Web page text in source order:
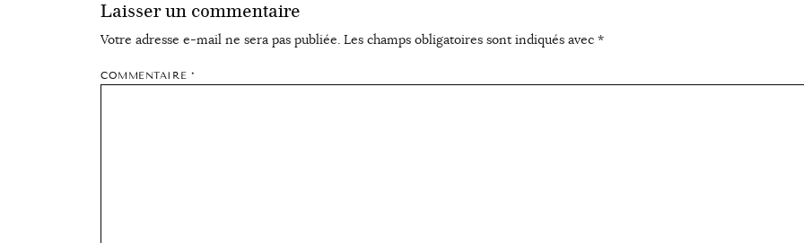
Laisser un commentaire
Votre adresse e-mail ne sera pas publiée. Les champs obligatoires sont indiqués avec *
COMMENTAIRE *